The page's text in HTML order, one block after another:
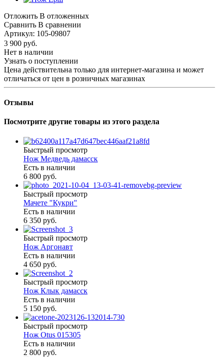
Отложить В отложенных
Сравнить В сравнении
Артикул: 105-09807
3 900 руб.
Нет в наличии
Узнать о поступлении
Цена действительна только для интернет-магазина и может
отличаться от цен в розничных магазинах
Отзывы
Посмотрите другие товары из этого раздела
Быстрый просмотр
Нож Медведь дамасск
Есть в наличии
6 800 руб.
Быстрый просмотр
Мачете "Кукри"
Есть в наличии
6 350 руб.
Быстрый просмотр
Нож Аргонавт
Есть в наличии
4 650 руб.
Быстрый просмотр
Нож Клык дамасск
Есть в наличии
5 150 руб.
Быстрый просмотр
Нож Otus 015305
Есть в наличии
2 800 руб.